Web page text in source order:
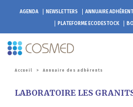
AGENDA NEWSLETTERS ANNUAIRE
PLATEFORMEECODESTOCK
Accueil > Annuaire des adhérents
LABORATOIRE LES